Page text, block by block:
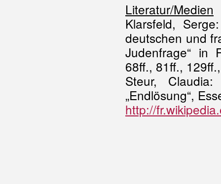
Literatur/Medien
Klarsfeld,
deutschen und
Judenfrage“ in
68ff., 81ff.,
Steur,
„Endlösung“,
http://